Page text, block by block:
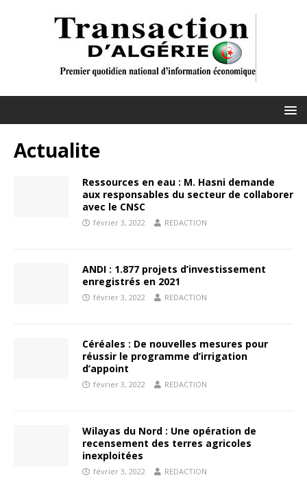
Actualite
Ressources en eau : M. Hasni demande
aux responsables du secteur de collaborer
avec le CNSC
février 3, 2022 REDACTION
ANDI : 1.877 projets d’investissement
enregistrés en 2021
février 3, 2022 REDACTION
Céréales : De nouvelles mesures pour
réussir le programme d’irrigation
d’appoint
février 3, 2022 REDACTION
Wilayas du Nord : Une opération de
recensement des terres agricoles
inexploitées
février 3, 2022 REDACTION